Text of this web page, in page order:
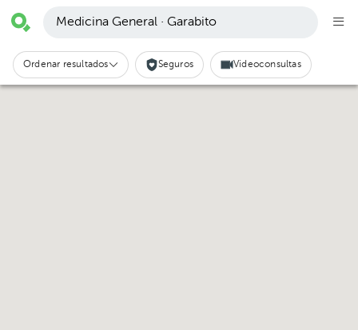
Medicina General · Garabito
Ordenar resultados Seguros Videoconsultas